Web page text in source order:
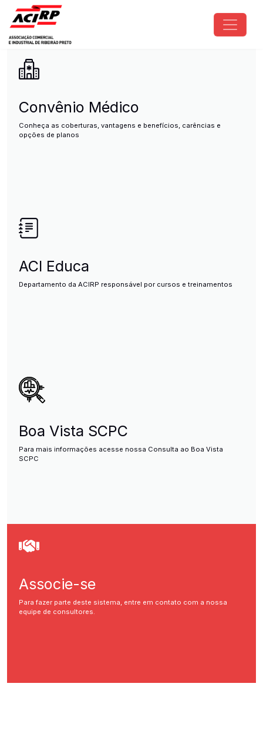
Pular para o conteúdo principal
ACIRP - Associação Comercial
Convênio Médico
Conheça as coberturas, vantagens e benefícios, carências e
opções de planos
ACI Educa
Departamento da ACIRP responsável por cursos e treinamentos
Boa Vista SCPC
Para mais informações acesse nossa Consulta ao Boa Vista
SCPC
Associe-se
Para fazer parte deste sistema, entre em contato com a nossa
equipe de consultores.